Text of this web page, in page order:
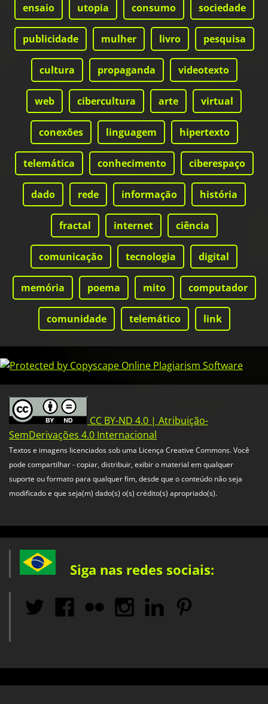
ensaio utopia consumo sociedade
publicidade mulher livro pesquisa
cultura propaganda videotexto
web cibercultura arte virtual
conexões linguagem hipertexto
telemática conhecimento ciberespaço
dado rede informação história
fractal internet ciência
comunicação tecnologia digital
memória poema mito computador
comunidade telemático link
CC BY-ND 4.0 | Atribuição-
SemDerivações 4.0 Internacional
Textos e imagens licenciados sob uma Licença Creative Commons. Você
pode compartilhar - copiar, distribuir, exibir o material em qualquer
suporte ou formato para qualquer fim, desde que o conteúdo não seja
modificado e que seja(m) dado(s) o(s) crédito(s) apropriado(s).
Siga nas redes sociais: